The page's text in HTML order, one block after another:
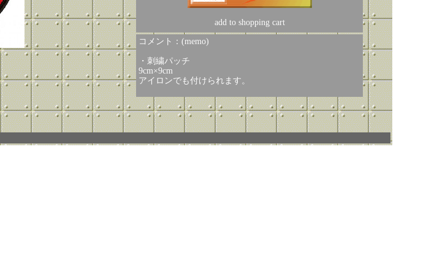
add to shopping cart
コメント：(memo)
・刺繍パッチ
9cm×9cm
アイロンでも付けられます。